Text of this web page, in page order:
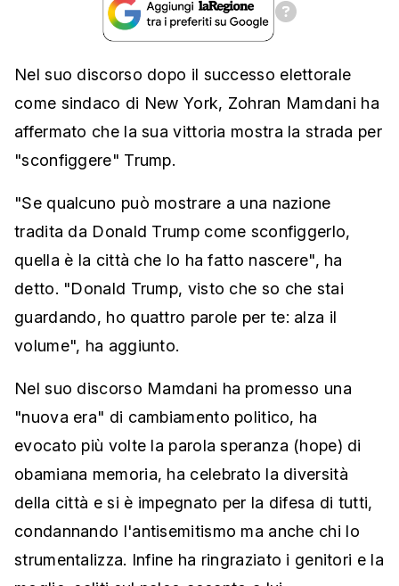
Nel suo discorso dopo il successo elettorale
come sindaco di New York, Zohran Mamdani ha
affermato che la sua vittoria mostra la strada per
"sconfiggere" Trump.
"Se qualcuno può mostrare a una nazione
tradita da Donald Trump come sconfiggerlo,
quella è la città che lo ha fatto nascere", ha
detto. "Donald Trump, visto che so che stai
guardando, ho quattro parole per te: alza il
volume", ha aggiunto.
Nel suo discorso Mamdani ha promesso una
"nuova era" di cambiamento politico, ha
evocato più volte la parola speranza (hope) di
obamiana memoria, ha celebrato la diversità
della città e si è impegnato per la difesa di tutti,
condannando l'antisemitismo ma anche chi lo
strumentalizza. Infine ha ringraziato i genitori e la